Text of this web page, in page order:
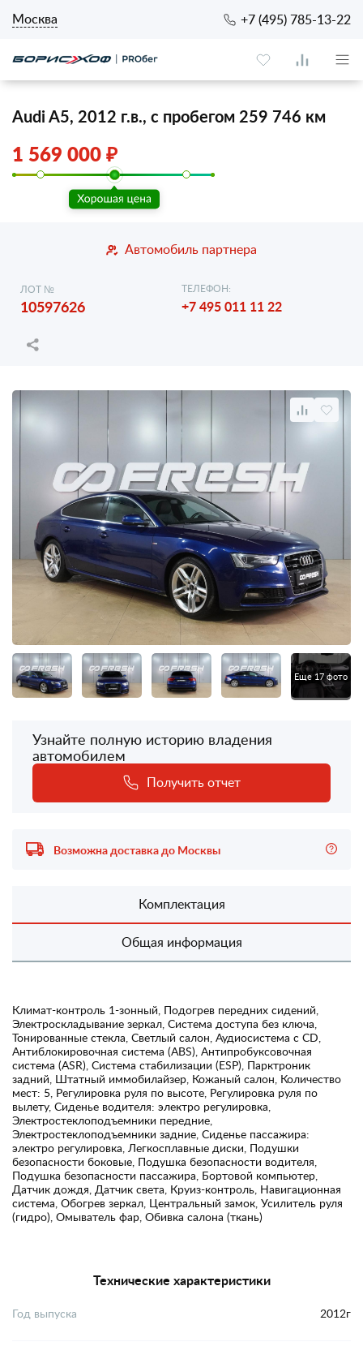
Москва +7 (495) 785-13-22
Audi A5, 2012 г.в., с пробегом 259 746 км
1 569 000 ₽
Автомобиль партнера
ЛОТ №
10597626
ТЕЛЕФОН:
+7 495 011 11 22
Еще 17 фото
Узнайте полную историю владения
автомобилем
Получить отчет
Возможна доставка до Москвы
Комплектация
Общая информация
Климат-контроль 1-зонный, Подогрев передних сидений,
Электроскладывание зеркал, Система доступа без ключа,
Тонированные стекла, Светлый салон, Аудиосистема с CD,
Антиблокировочная система (ABS), Антипробуксовочная
система (ASR), Система стабилизации (ESP), Парктроник
задний, Штатный иммобилайзер, Кожаный салон, Количество
мест: 5, Регулировка руля по высоте, Регулировка руля по
вылету, Сиденье водителя: электро регулировка,
Электростеклоподъемники передние,
Электростеклоподъемники задние, Сиденье пассажира:
электро регулировка, Легкосплавные диски, Подушки
безопасности боковые, Подушка безопасности водителя,
Подушка безопасности пассажира, Бортовой компьютер,
Датчик дождя, Датчик света, Круиз-контроль, Навигационная
система, Обогрев зеркал, Центральный замок, Усилитель руля
(гидро), Омыватель фар, Обивка салона (ткань)
Технические характеристики
Год выпуска 2012г